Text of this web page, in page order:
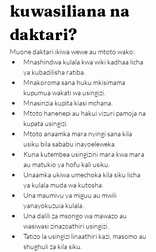
kuwasiliana na
daktari?
Muone daktari ikiwa wewe au mtoto wako:
Mnashindwa kulala kwa wiki kadhaa licha
ya kubadilisha ratiba.
Mnakoroma sana huku mkisimama
kupumua wakati wa usingizi.
Mnasinzia kupita kiasi mchana.
Mtoto hanenepi au hakui vizuri pamoja na
kupata usingizi.
Mtoto anaamka mara nyingi sana kila
usiku bila sababu inayoeleweka.
Kuna kutembea usingizini mara kwa mara
au matukio ya hofu kali usiku.
Unaamka ukiwa umechoka kila siku licha
ya kulala muda wa kutosha.
Una maumivu ya miguu au mwili
yanayokuzuia kulala.
Una dalili za msongo wa mawazo au
wasiwasi zinazoathiri usingizi.
Tatizo la usingizi linaathiri kazi, masomo au
shughuli za kila siku.